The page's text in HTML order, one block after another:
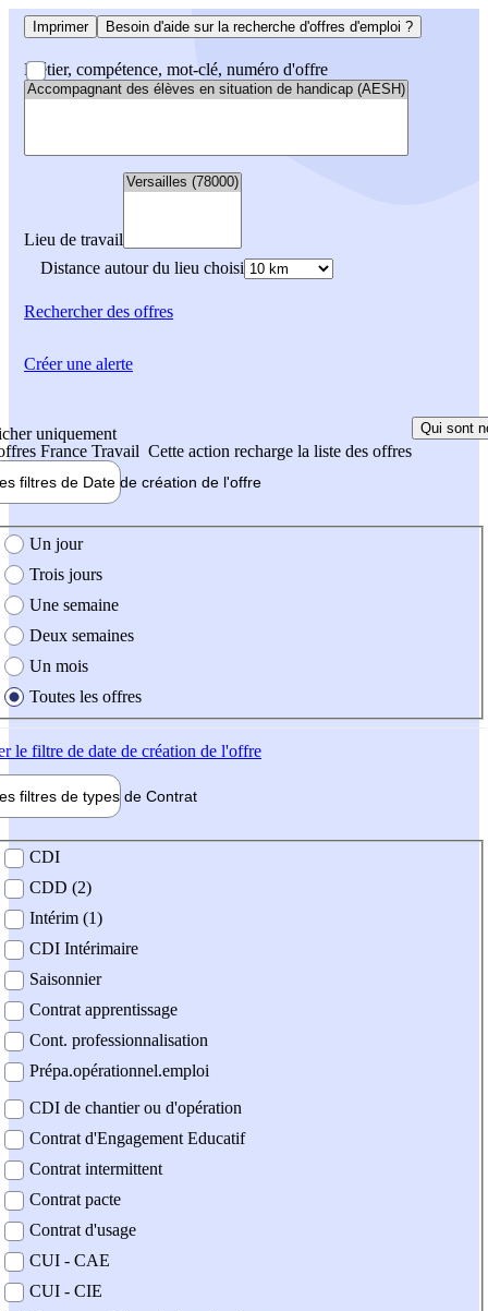
Imprimer Besoin d'aide sur la recherche d'offres d'emploi ?
Métier, compétence, mot-clé, numéro d'offre
Lieu de travail
Distance autour du lieu choisi
Rechercherdes offres
uniquement
France Travail Cette action recharge la liste des offres
Qui sont
filtres de Date de création de l'offre
création de l'offre
Un jour
Trois jours
Une semaine
Deux semaines
Un mois
Toutes les offres
le filtre de date de création de l'offre
filtres de types de Contrat
contrat
CDI
CDD (2)
Intérim (1)
CDI Intérimaire
Saisonnier
Contrat apprentissage
Cont. professionnalisation
Prépa.opérationnel.emploi
CDI de chantier ou d'opération
Contrat d'Engagement Educatif
Contrat intermittent
Contrat pacte
Contrat d'usage
CUI - CAE
CUI - CIE
Créer une alerte